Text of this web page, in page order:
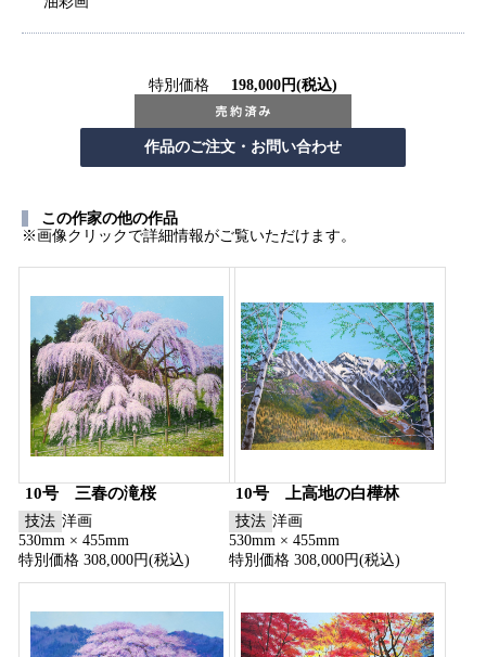
特別価格 198,000円(税込)
この作家の他の作品
※画像クリックで詳細情報がご覧いただけます。
10号 三春の滝桜
技法 洋画
530mm × 455mm
特別価格 308,000円(税込)
10号 上高地の白樺林
技法 洋画
530mm × 455mm
特別価格 308,000円(税込)